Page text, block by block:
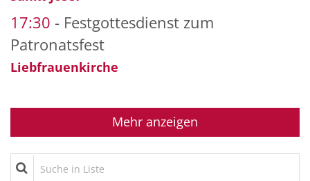
17:30
Festgottesdienst zum
Patronatsfest
Liebfrauenkirche
Mehr anzeigen
Suche in Liste